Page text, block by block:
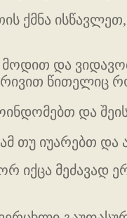
ქმნა
მოდით და
წითელიც
და
თუ იუარებთ და
იქცა მეძავად